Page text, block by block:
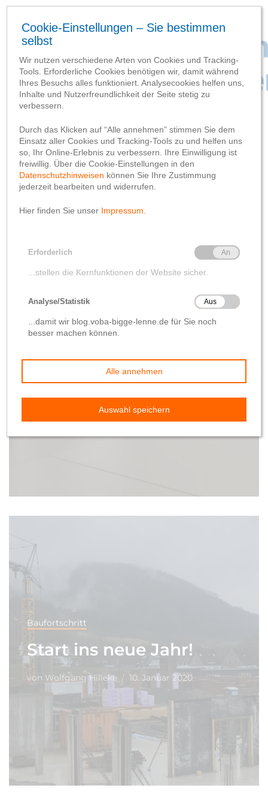
‘Wetter’
Baufortschritt Randnotiz
eigene WetterApp
vonWolfgang Hilleke 17. Januar 2020
Baufortschritt
Start ins neue Jahr!
von Wolfgang Hilleke 10. Januar 2020